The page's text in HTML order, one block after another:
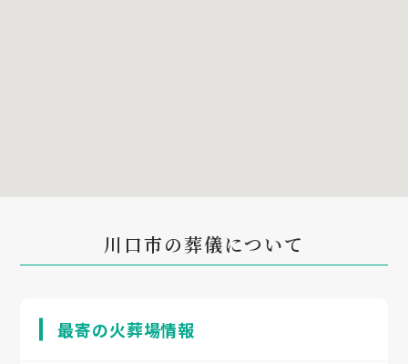
川口市の葬儀について
最寄の火葬場情報